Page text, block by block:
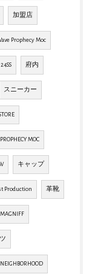
加盟店
Prophecy Moc
24SS 府内
スニーカー
PROPHECY MOC
キャップ
Production 革靴
MAGNIFF
NEIGHBORHOOD